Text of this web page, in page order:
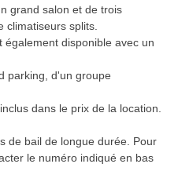
grand salon et de trois
climatiseurs splits.
disponible avec un
parking, d'un groupe
dans le prix de la location.
de bail de longue durée. Pour
le numéro indiqué en bas